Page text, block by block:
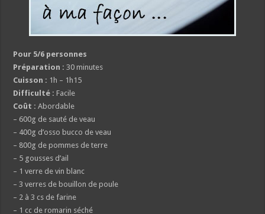
Pour 5/6 personnes
Préparation : 30 minutes
Cuisson : 1h – 1h15
Difficulté : Facile
Coût : Abordable
– 600g de sauté de veau
– 400g d’osso bucco de veau
– 800g de pommes de terre
– 5 gousses d’ail
– 1 verre de vin blanc
– 3 verres de bouillon de poule
– 2 à 3 cs de farine
– 1 cc de romarin séché